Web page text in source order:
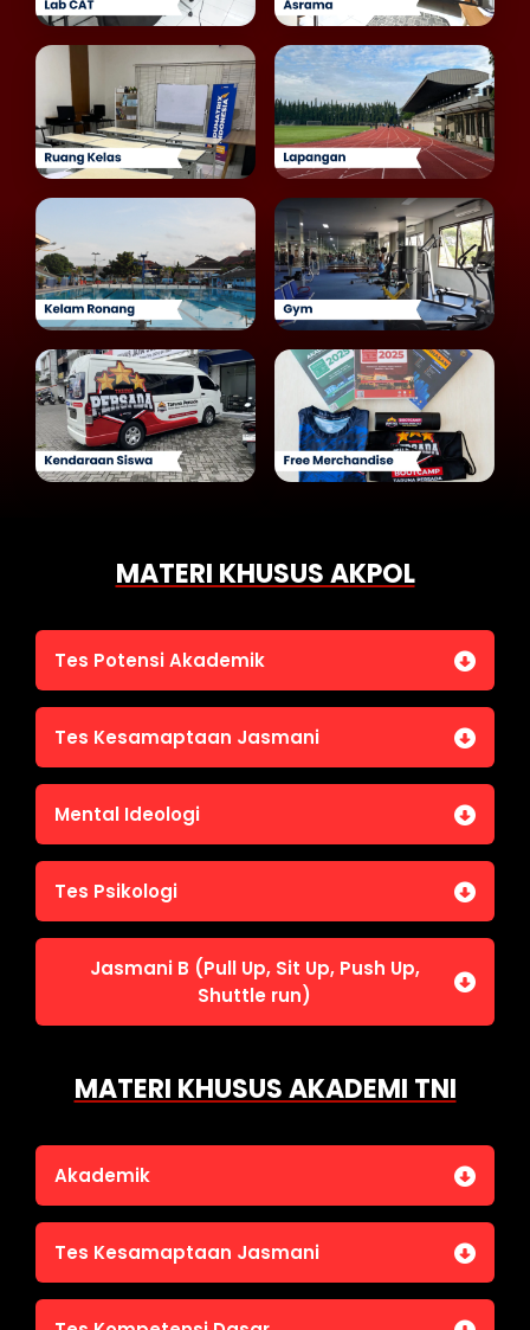
MATERI KHUSUS AKPOL
Tes Potensi Akademik
Bahasa Indonesia
Penalaran Numerik
Pengetahuan Umum (termasuk UU Kepolisian)
Tes Wawasan Kebangsaan
Tes Kesamaptaan Jasmani
Jasmani A (Lari 12 menit)
Mental Ideologi
Mental Ideologi
Tes Psikologi
Tes Kecerdasan
Tes Kecermatan
Tes Kepribadian
Jasmani B (Pull Up, Sit Up, Push Up,
Shuttle run)
MATERI KHUSUS AKADEMI TNI
Akademik
Bahasa Indonesia
IPA
Tes Kesamaptaan Jasmani
Jasmani A (Lari 12 menit)